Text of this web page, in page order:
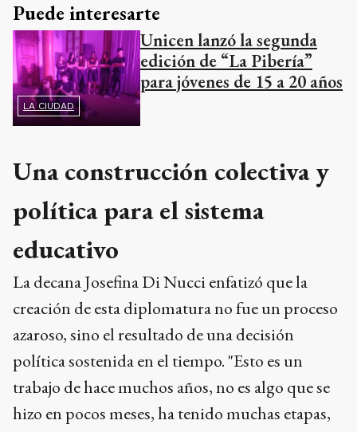
Puede interesarte
LA CIUDAD
Unicen lanzó la segunda
edición de “La Pibería”
para jóvenes de 15 a 20 años
Una construcción colectiva y
política para el sistema
educativo
La decana Josefina Di Nucci enfatizó que la
creación de esta diplomatura no fue un proceso
azaroso, sino el resultado de una decisión
política sostenida en el tiempo. "Esto es un
trabajo de hace muchos años, no es algo que se
hizo en pocos meses, ha tenido muchas etapas,